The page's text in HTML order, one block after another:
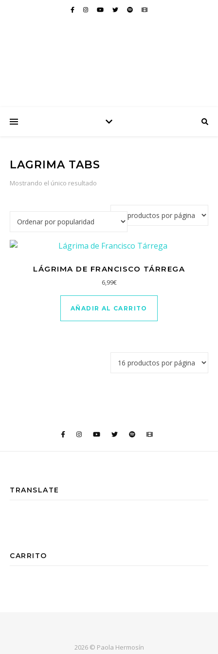
LAGRIMA TABS
Mostrando el único resultado
LÁGRIMA DE FRANCISCO TÁRREGA
6,99€
AÑADIR AL CARRITO
TRANSLATE
CARRITO
2026 © Paola Hermosín